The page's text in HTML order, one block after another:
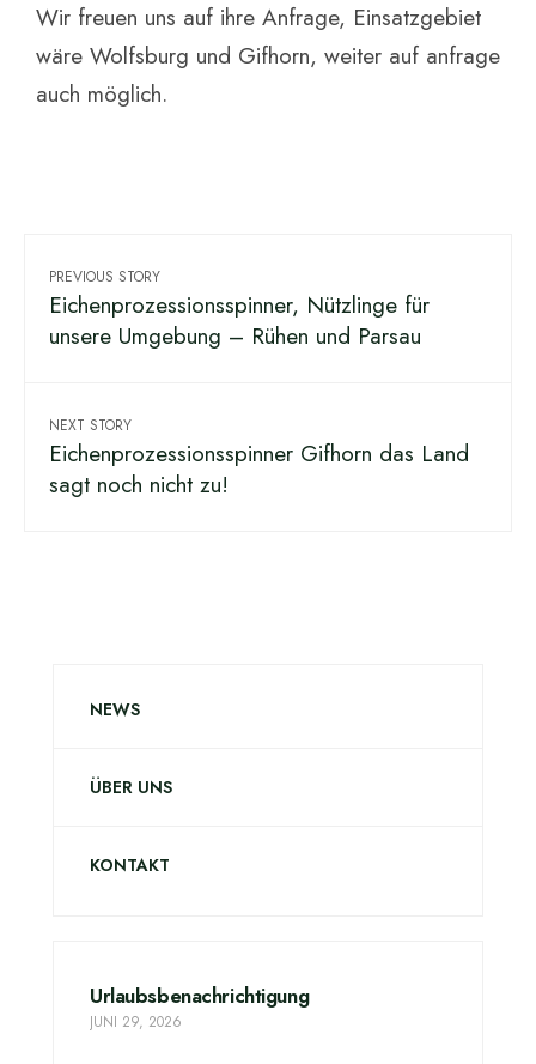
Wir freuen uns auf ihre Anfrage, Einsatzgebiet
wäre Wolfsburg und Gifhorn, weiter auf anfrage
auch möglich.
PREVIOUS STORY
Eichenprozessionsspinner, Nützlinge für
unsere Umgebung – Rühen und Parsau
NEXT STORY
Eichenprozessionsspinner Gifhorn das Land
sagt noch nicht zu!
NEWS
ÜBER UNS
KONTAKT
Urlaubsbenachrichtigung
JUNI 29, 2026